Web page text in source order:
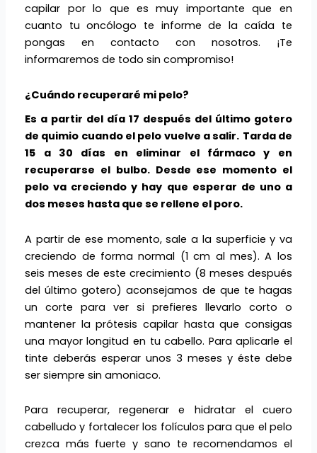
capilar por lo que es muy importante que en
cuanto tu oncólogo te informe de la caída te
pongas en contacto con nosotros. ¡Te
informaremos de todo sin compromiso!
¿Cuándo recuperaré mi pelo?
Es a partir del día 17 después del último gotero
de quimio cuando el pelo vuelve a salir. Tarda de
15 a 30 días en eliminar el fármaco y en
recuperarse el bulbo. Desde ese momento el
pelo va creciendo y hay que esperar de uno a
dos meses hasta que se rellene el poro.
A partir de ese momento, sale a la superficie y va
creciendo de forma normal (1 cm al mes). A los
seis meses de este crecimiento (8 meses después
del último gotero) aconsejamos de que te hagas
un corte para ver si prefieres llevarlo corto o
mantener la prótesis capilar hasta que consigas
una mayor longitud en tu cabello. Para aplicarle el
tinte deberás esperar unos 3 meses y éste debe
ser siempre sin amoniaco.
Para recuperar, regenerar e hidratar el cuero
cabelludo y fortalecer los folículos para que el pelo
crezca más fuerte y sano te recomendamos el